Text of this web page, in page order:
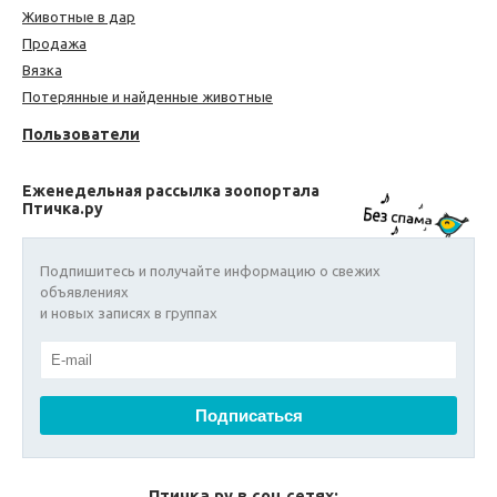
Животные в дар
Продажа
Вязка
Потерянные и найденные животные
Пользователи
Еженедельная рассылка зоопортала
Птичка.ру
Подпишитесь и получайте информацию о свежих
объявлениях
и новых записях в группах